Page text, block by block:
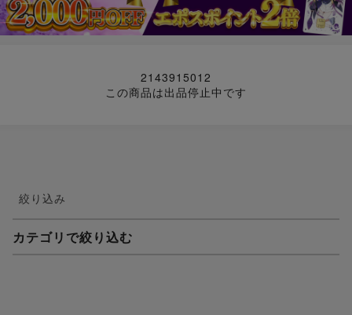
2143915012
この商品は出品停止中です
絞り込み
カテゴリで絞り込む